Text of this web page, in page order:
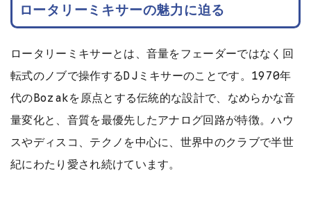
ロータリーミキサーの魅力に迫る
ロータリーミキサーとは、音量をフェーダーではなく回
転式のノブで操作するDJミキサーのことです。1970年
代のBozakを原点とする伝統的な設計で、なめらかな音
量変化と、音質を最優先したアナログ回路が特徴。ハウ
スやディスコ、テクノを中心に、世界中のクラブで半世
紀にわたり愛され続けています。